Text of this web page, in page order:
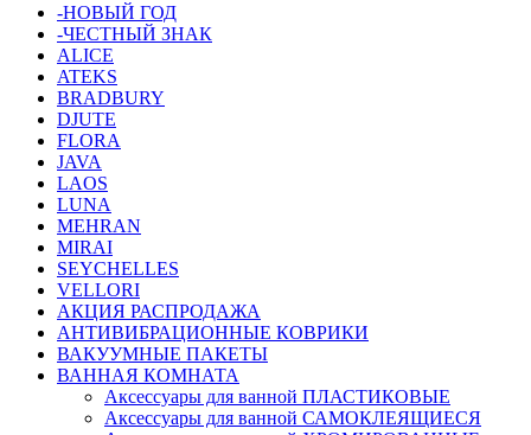
-НОВЫЙ ГОД
-ЧЕСТНЫЙ ЗНАК
ALICE
ATEKS
BRADBURY
DJUTE
FLORA
JAVA
LAOS
LUNA
MEHRAN
MIRAI
SEYCHELLES
VELLORI
АКЦИЯ РАСПРОДАЖА
АНТИВИБРАЦИОННЫЕ КОВРИКИ
ВАКУУМНЫЕ ПАКЕТЫ
ВАННАЯ КОМНАТА
Аксессуары для ванной ПЛАСТИКОВЫЕ
Аксессуары для ванной САМОКЛЕЯЩИЕСЯ